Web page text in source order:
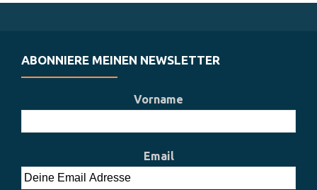
ABONNIERE MEINEN NEWSLETTER
Vorname
Email